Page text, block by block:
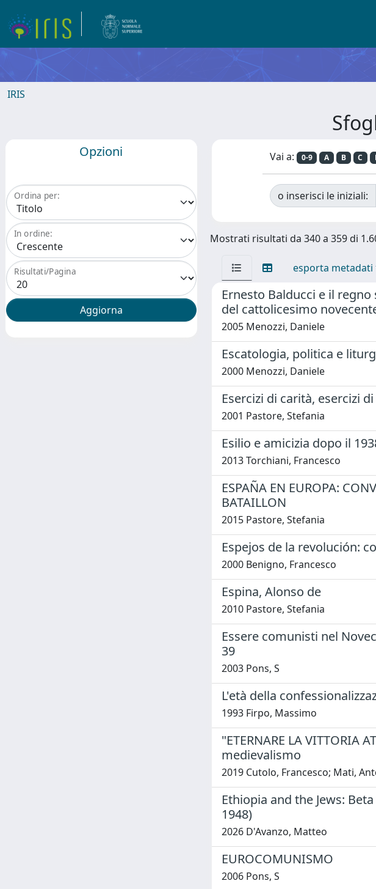
IRIS
Opzioni
Ordina per:
In ordine:
Risultati/Pagina
Vai a: 0-9 A B C
o inserisci le iniziali:
Mostrati risultati da 340 a 359 di
esporta metadati
Ernesto Balducci e il
del cattolicesimo
2005 Menozzi, Daniele
Escatologia, politica e
2000 Menozzi, Daniele
Esercizi di carità, esercizi
2001 Pastore, Stefania
Esilio e amicizia dopo il
2013 Torchiani, Francesco
ESPAÑA EN EUROPA:
BATAILLON
2015 Pastore, Stefania
Espejos de la revolución:
2000 Benigno, Francesco
Espina, Alonso de
2010 Pastore, Stefania
Essere comunisti nel
39
2003 Pons, S
L'età della
1993 Firpo, Massimo
"ETERNARE LA VITTORIA
medievalismo
2019 Cutolo, Francesco; Mati,
Ethiopia and the Jews:
1948)
2026 D'Avanzo, Matteo
EUROCOMUNISMO
2006 Pons, S